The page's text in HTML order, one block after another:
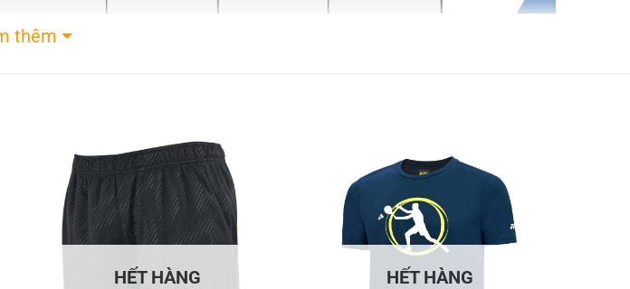
thêm
HẾT HÀNG HẾT HÀNG